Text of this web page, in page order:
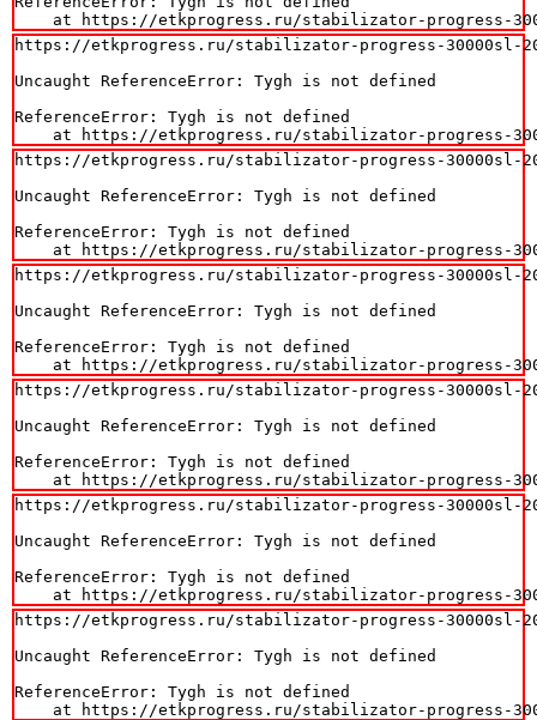
at https://etkprogress.ru/stabilizator-progress-
https://etkprogress.ru/stabilizator-progress-30000sl-20/
Uncaught ReferenceError: Tygh is not defined
ReferenceError: Tygh is not defined
at https://etkprogress.ru/stabilizator-progress-
https://etkprogress.ru/stabilizator-progress-30000sl-20/
Uncaught ReferenceError: Tygh is not defined
ReferenceError: Tygh is not defined
at https://etkprogress.ru/stabilizator-progress-
https://etkprogress.ru/stabilizator-progress-30000sl-20/
Uncaught ReferenceError: Tygh is not defined
ReferenceError: Tygh is not defined
at https://etkprogress.ru/stabilizator-progress-
https://etkprogress.ru/stabilizator-progress-30000sl-20/
Uncaught ReferenceError: Tygh is not defined
ReferenceError: Tygh is not defined
at https://etkprogress.ru/stabilizator-progress-
https://etkprogress.ru/stabilizator-progress-30000sl-20/
Uncaught ReferenceError: Tygh is not defined
ReferenceError: Tygh is not defined
at https://etkprogress.ru/stabilizator-progress-
https://etkprogress.ru/stabilizator-progress-30000sl-20/
Uncaught ReferenceError: Tygh is not defined
ReferenceError: Tygh is not defined
at https://etkprogress.ru/stabilizator-progress-